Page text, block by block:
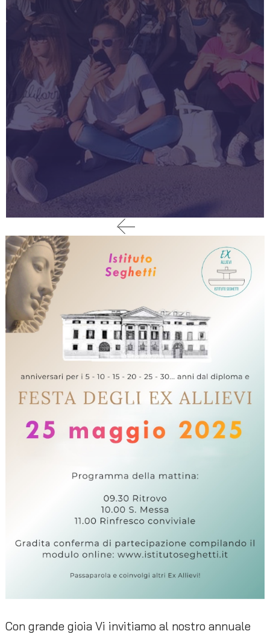
Con grande gioia Vi invitiamo al nostro annuale